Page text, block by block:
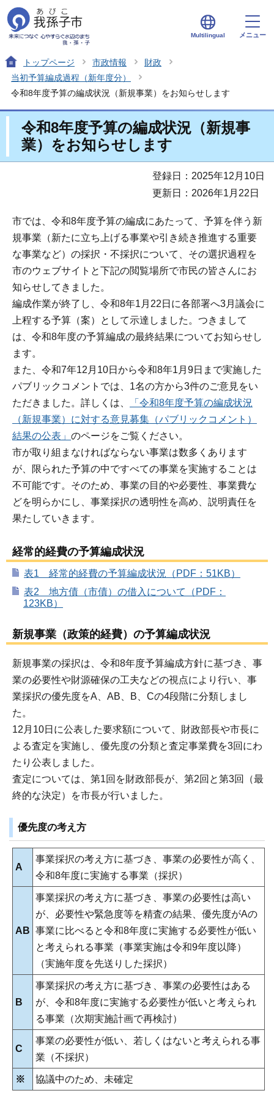
Multilingual メニュー
トップページ 市政情報
財政
当初予算編成過程（新年度分）
令和8年度予算の編成状況（新規事業）をお知らせします
令和8年度予算の編成状況（新規事
業）をお知らせします
登録日：2025年12月10日
更新日：2026年1月22日
市では、令和8年度予算の編成にあたって、予算を伴う新
規事業（新たに立ち上げる事業や引き続き推進する重要
な事業など）の採択・不採択について、その選択過程を
市のウェブサイトと下記の閲覧場所で市民の皆さんにお
知らせしてきました。
編成作業が終了し、令和8年1月22日に各部署へ3月議会に
上程する予算（案）として示達しました。つきまして
は、令和8年度の予算編成の最終結果についてお知らせし
ます。
また、令和7年12月10日から令和8年1月9日まで実施した
パブリックコメントでは、1名の方から3件のご意見をい
ただきました。詳しくは、
「令和8年度予算の編成状況
（新規事業）に対する意見募集（パブリックコメント）
結果の公表」 のページをご覧ください。
市が取り組まなければならない事業は数多くあります
が、限られた予算の中ですべての事業を実施することは
不可能です。そのため、事業の目的や必要性、事業費な
どを明らかにし、事業採択の透明性を高め、説明責任を
果たしていきます。
経常的経費の予算編成状況
表1 経常的経費の予算編成状況（PDF：51KB）
表2 地方債（市債）の借入について（PDF：
123KB）
新規事業（政策的経費）の予算編成状況
新規事業の採択は、令和8年度予算編成方針に基づき、事
業の必要性や財源確保の工夫などの視点により行い、事
業採択の優先度をA、AB、B、Cの4段階に分類しまし
た。
12月10日に公表した要求額について、財政部長や市長に
よる査定を実施し、優先度の分類と査定事業費を3回にわ
たり公表しました。
査定については、第1回を財政部長が、第2回と第3回（最
終的な決定）を市長が行いました。
優先度の考え方
A
事業採択の考え方に基づき、事業の必要性が高く、
令和8年度に実施する事業（採択）
AB
事業採択の考え方に基づき、事業の必要性は高い
が、必要性や緊急度等を精査の結果、優先度がAの
事業に比べると令和8年度に実施する必要性が低い
と考えられる事業（事業実施は令和9年度以降）
（実施年度を先送りした採択）
B
事業採択の考え方に基づき、事業の必要性はある
が、令和8年度に実施する必要性が低いと考えられ
る事業（次期実施計画で再検討）
C
事業の必要性が低い、若しくはないと考えられる事
業（不採択）
※ 協議中のため、未確定